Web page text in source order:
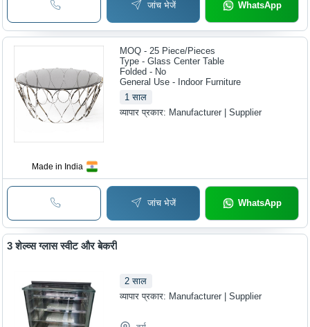
जांच भेजें WhatsApp
Made in India
MOQ - 25 Piece/Pieces
Type - Glass Center Table
Folded - No
General Use - Indoor Furniture
1 साल
व्यापार प्रकार: Manufacturer | Supplier
जांच भेजें WhatsApp
3 शेल्व्स ग्लास स्वीट और बेकरी
2 साल
व्यापार प्रकार: Manufacturer | Supplier